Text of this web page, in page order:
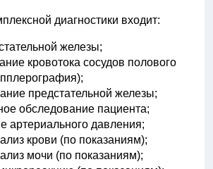
диагностики входит:
железы;
кровотока сосудов полового
предстательной железы;
обследование пациента;
артериального давления;
крови (по показаниям);
мочи (по показаниям);